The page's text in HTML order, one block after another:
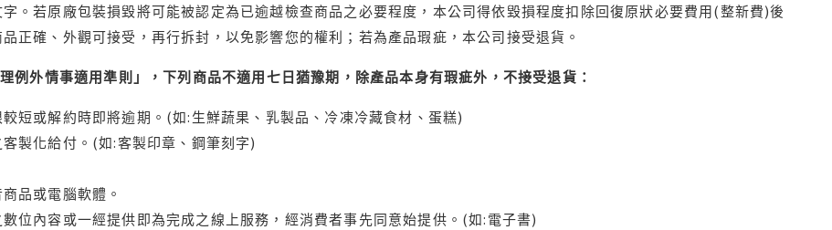
字。若原廠包裝損毀將可能被認定為已逾越檢查商品之必要程度，本公司得依毀損程度扣除回復原狀必要費用(整新費)後
正確、外觀可接受，再行拆封，以免影響您的權利；若為產品瑕疵，本公司接受退貨。
例外情事適用準則」，下列商品不適用七日猶豫期，除產品本身有瑕疵外，不接受退貨：
短或解約時即將逾期。(如:生鮮蔬果、乳製品、冷凍冷藏食材、蛋糕)
製化給付。(如:客製印章、鋼筆刻字)
品或電腦軟體。
位內容或一經提供即為完成之線上服務，經消費者事先同意始提供。(如:電子書)